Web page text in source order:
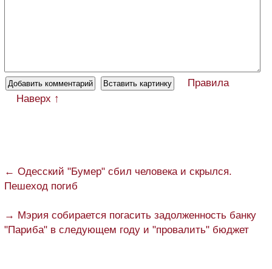
Правила
Наверх ↑
← Одесский "Бумер" сбил человека и скрылся.
Пешеход погиб
→ Мэрия собирается погасить задолженность банку
"Париба" в следующем году и "провалить" бюджет